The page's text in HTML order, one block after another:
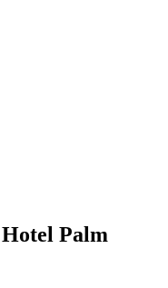
Palm